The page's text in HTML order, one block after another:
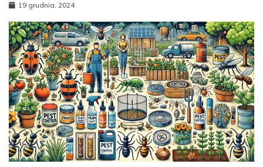
19 grudnia, 2024